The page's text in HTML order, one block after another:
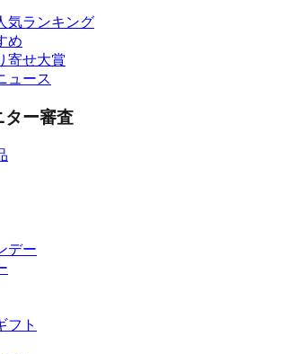
気ランキング
め
寄せ大賞
ュース
ター審査
デー
フト